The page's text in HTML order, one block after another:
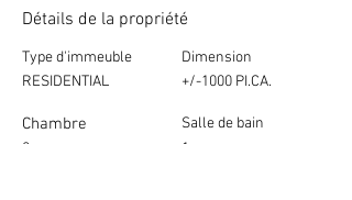
Détails de la propriété
Type d'immeuble
RESIDENTIAL
Chambre
2
Dimension
+/-1000 PI.CA.
Salle de bain
1